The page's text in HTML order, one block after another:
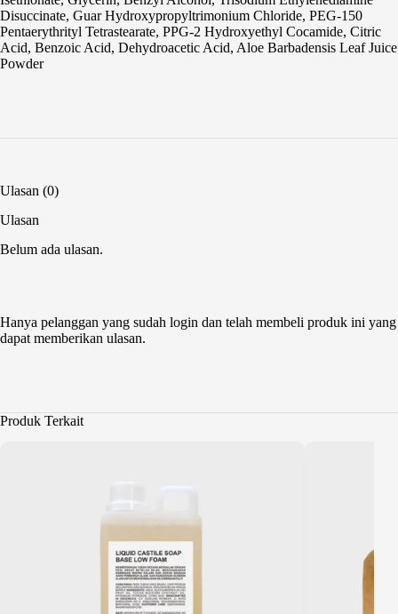
Disuccinate, Guar Hydroxypropyltrimonium Chloride, PEG-150
Pentaerythrityl Tetrastearate, PPG-2 Hydroxyethyl Cocamide, Citric
Acid, Benzoic Acid, Dehydroacetic Acid, Aloe Barbadensis Leaf Juice
Powder
Ulasan (0)
Ulasan
Belum ada ulasan.
Hanya pelanggan yang sudah login dan telah membeli produk ini yang
dapat memberikan ulasan.
Produk Terkait